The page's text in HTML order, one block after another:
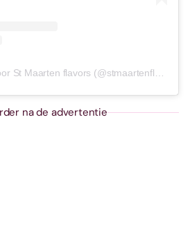
na de advertentie